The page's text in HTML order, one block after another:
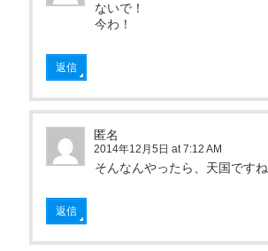
ないで！
今わ！
返信
匿名
2014年12月5日 at 7:12 AM
そんなんやったら、天国ですね
返信